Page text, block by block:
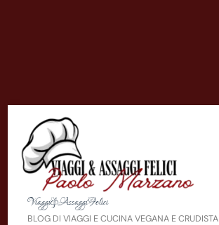
Viaggi&AssaggiFelici
BLOG DI VIAGGI E CUCINA VEGANA E CRUDISTA